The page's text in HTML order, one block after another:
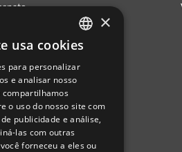
de Utilização
Ciência Viva
Anual RCN 2024
Intercalar RCN 2025
PORTUGUESE
ENGLISH
SPANISH
×
usa cookies
para personalizar
e analisar nosso
o uso do nosso site com
publicidade e análise,
las com outras
forneceu a eles ou